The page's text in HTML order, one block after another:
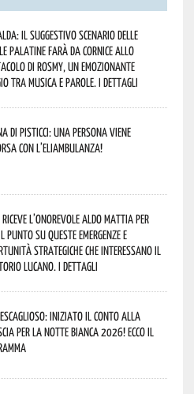
il suggestivo scenario delle
Palatine farà da cornice allo
di Rosmy, un emozionante
tra musica e parole. I dettagli
di Pisticci: una persona viene
con l’eliambulanza!
riceve l’onorevole Aldo Mattia per
punto su queste emergenze e
strategiche che interessano il
lucano. I dettagli
iniziato il conto alla
per la Notte Bianca 2026! Ecco il